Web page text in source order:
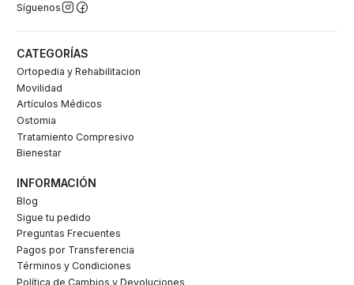
Síguenos
CATEGORÍAS
Ortopedia y Rehabilitacion
Movilidad
Artículos Médicos
Ostomia
Tratamiento Compresivo
Bienestar
INFORMACIÓN
Blog
Sigue tu pedido
Preguntas Frecuentes
Pagos por Transferencia
Términos y Condiciones
Política de Cambios y Devoluciones